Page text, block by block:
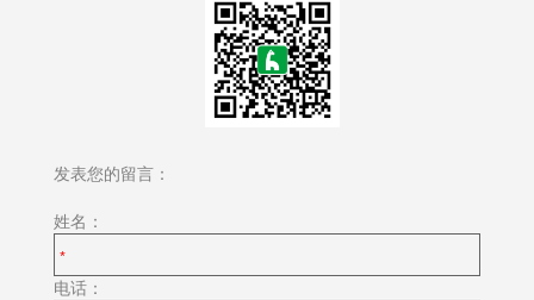
发表您的留言：
姓名：
电话：